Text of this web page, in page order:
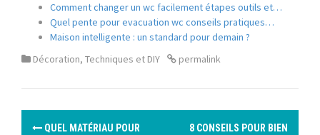
Comment changer un wc facilement étapes outils et…
Quel pente pour evacuation wc conseils pratiques…
Maison intelligente : un standard pour demain ?
Décoration, Techniques et DIY permalink
P QUEL MATÉRIAU POUR 8 CONSEILS POUR BIEN